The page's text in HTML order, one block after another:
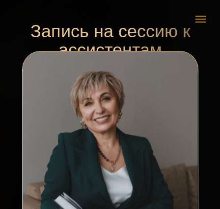
Запись на сессию к
ассистентам
Оксана Фёдорова
Тета-практик,
инструктор ТетаХилинг (Базовый)